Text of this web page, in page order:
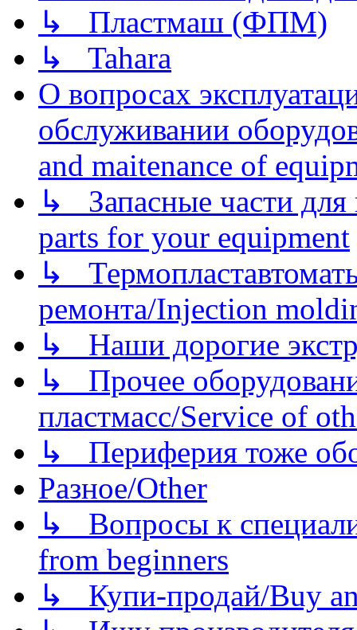
↳ Пластмаш (ФПМ)
↳ Tahara
О вопросах
обслуживании
and maitenance of
↳ Запасные части для
parts for your equipment
↳
ремонта/Injection
↳ Наши дорогие
↳ Прочее
пластмасс/Service of
↳ Периферия тоже
Разное/Other
↳ Вопросы к
from beginners
↳ Купи-продай/Buy